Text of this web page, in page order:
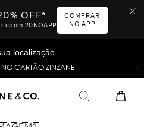
OFF*
20NOAPP
COMPRAR
NO APP
localização
NO CARTÃO ZINZANE